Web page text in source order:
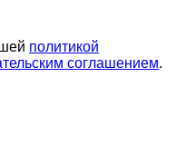
политикой
соглашением.